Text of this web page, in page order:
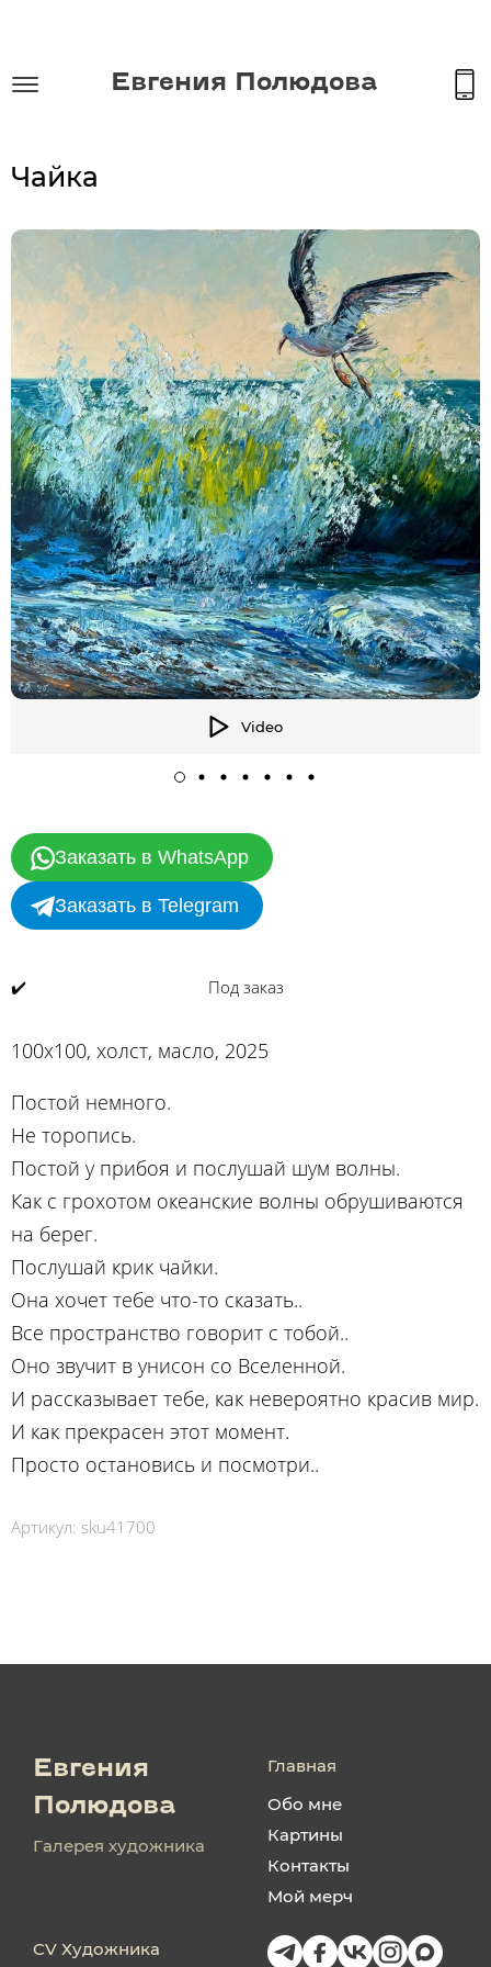
Евгения Полюдова
Чайка
Video
Заказать в WhatsApp
Заказать в Telegram
✔️ Под заказ
100х100, холст, масло, 2025
Постой немного.
Не торопись.
Постой у прибоя и послушай шум волны.
Как с грохотом океанские волны обрушиваются
на берег.
Послушай крик чайки.
Она хочет тебе что-то сказать..
Все пространство говорит с тобой..
Оно звучит в унисон со Вселенной.
И рассказывает тебе, как невероятно красив мир.
И как прекрасен этот момент.
Просто остановись и посмотри..
Артикул: sku41700
Евгения
Полюдова
Галерея художника
Главная
Обо мне
Картины
Контакты
Мой мерч
CV Художника